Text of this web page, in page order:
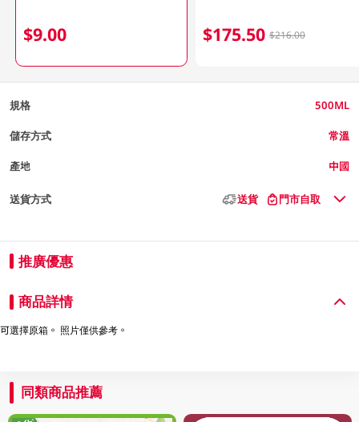
$9.00 $175.50 $216.00
規格 500ML
儲存方式 常溫
產地 中國
送貨方式 送貨 門市自取
推廣優惠
商品詳情
可選擇原箱。 照片僅供參考。
同類商品推薦